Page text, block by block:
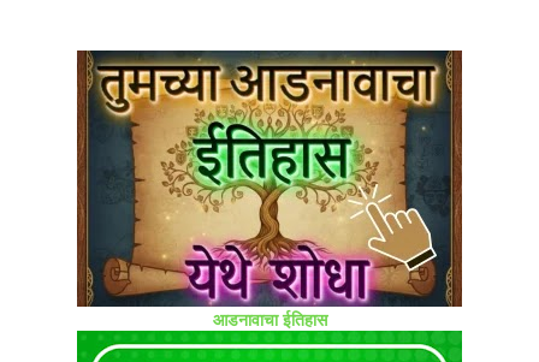
आडनावाचा ईतिहास